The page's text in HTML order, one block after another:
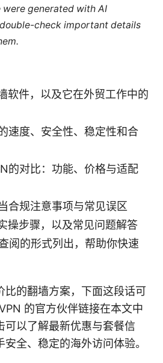
generated with AI
check important details
软件，以及它在外贸工作中的
速度、安全性、稳定性和合
的对比：功能、价格与适配
合规注意事项与常见误区
操步骤，以及常见问题解答
阅的形式列出，帮助你快速
比的翻墙方案，下面这段话可
的官方伙伴链接在本文中
可以了解最新优惠与套餐信
全、稳定的海外访问体验。